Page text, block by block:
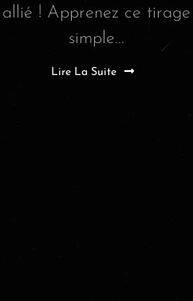
allié ! Apprenez ce tirage
simple...
Lire La Suite